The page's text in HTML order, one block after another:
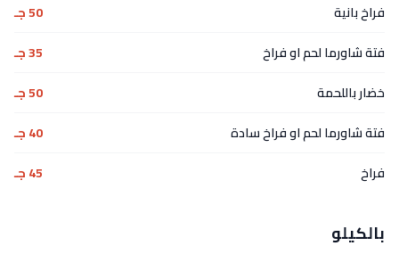
فراخ بانية
50 جـ
فتة شاورما لحم او فراخ
35 جـ
خضار باللحمة
50 جـ
فتة شاورما لحم او فراخ سادة
40 جـ
فراخ
45 جـ
بالكيلو